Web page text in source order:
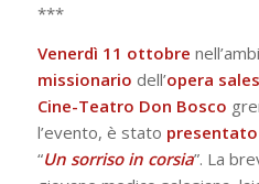
***
Venerdì 11 ottobre
missionario dell’opera
Cine-Teatro Don Bosco
l’evento, è stato
“Un sorriso in corsia”. La